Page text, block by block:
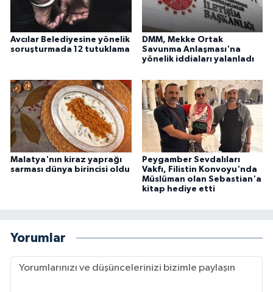
Avcılar Belediyesine yönelik
soruşturmada 12 tutuklama
DMM, Mekke Ortak
Savunma Anlaşması'na
yönelik iddiaları yalanladı
Malatya'nın kiraz yaprağı
sarması dünya birincisi oldu
Peygamber Sevdalıları
Vakfı, Filistin Konvoyu'nda
Müslüman olan Sebastian'a
kitap hediye etti
Yorumlar